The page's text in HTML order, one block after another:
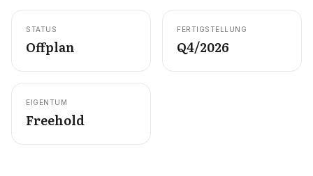
DE KONTAKT
STATUS
Offplan
FERTIGSTELLUNG
Q4/2026
EIGENTUM
Freehold